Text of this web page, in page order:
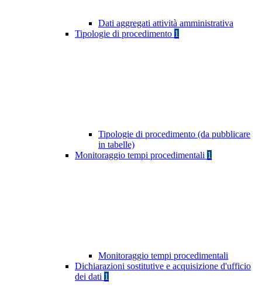
Dati aggregati attività amministrativa
Tipologie di procedimento 1
Tipologie di procedimento (da pubblicare
in tabelle)
Monitoraggio tempi procedimentali 1
Monitoraggio tempi procedimentali
Dichiarazioni sostitutive e acquisizione d'ufficio
dei dati 1